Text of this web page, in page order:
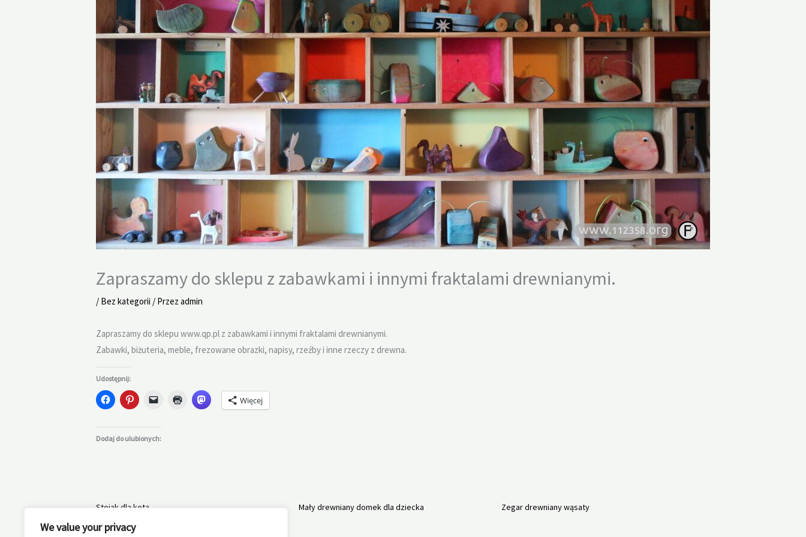
We value your privacy
Zapraszamy do sklepu z zabawkami i innymi fraktalami drewnianymi.
/ Bez kategorii / Przez admin
Zapraszamy do sklepu www.qp.pl z zabawkami i innymi fraktalami drewnianymi.
Zabawki, biżuteria, meble, frezowane obrazki, napisy, rzeźby i inne rzeczy z drewna.
Udostępnij:
Więcej
Dodaj do ulubionych:
Stojak dla kota Mały drewniany domek dla dziecka Zegar drewniany wąsaty